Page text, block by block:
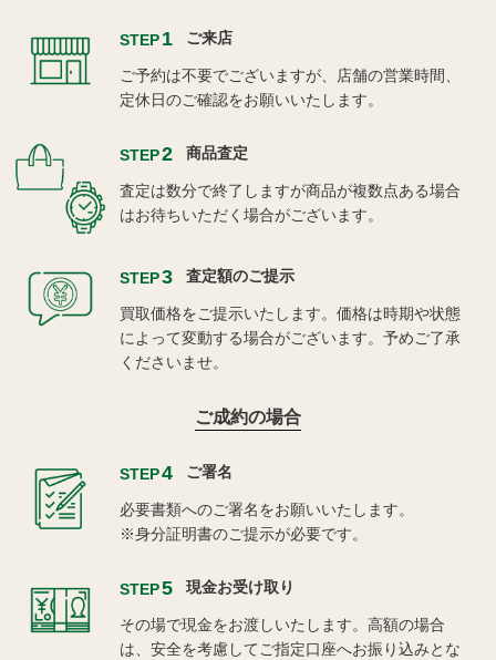
STEP1 ご来店
ご予約は不要でございますが、店舗の営業時間、
定休日のご確認をお願いいたします。
STEP2 商品査定
査定は数分で終了しますが商品が複数点ある場合
はお待ちいただく場合がございます。
STEP3 査定額のご提示
買取価格をご提示いたします。価格は時期や状態
によって変動する場合がございます。予めご了承
くださいませ。
ご成約の場合
STEP4 ご署名
必要書類へのご署名をお願いいたします。
※身分証明書のご提示が必要です。
STEP5 現金お受け取り
その場で現金をお渡しいたします。高額の場合
は、安全を考慮してご指定口座へお振り込みとな